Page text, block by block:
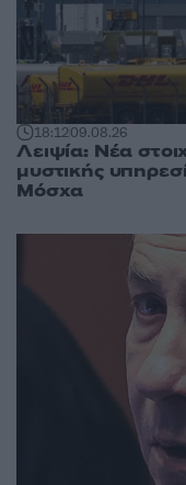
18:1209.08.26
Λειψία: Νέα
μυστικής
Μόσχα